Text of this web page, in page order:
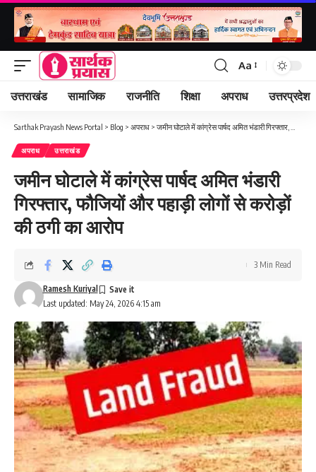
Font
Resizer
Aa
उत्तराखंड सामाजिक राजनीति शिक्षा अपराध उत्तरप्रदेश
Sarthak Prayash News Portal > Blog > अपराध > जमीन घोटाले में कांग्रेस पार्षद अमित भंडारी गिरफ्तार, फौजियों और पहाड़ी लोगों से करोड़ों की ठगी का आरोप
अपराध उत्तराखंड
जमीन घोटाले में कांग्रेस पार्षद अमित भंडारी
गिरफ्तार, फौजियों और पहाड़ी लोगों से करोड़ों
की ठगी का आरोप
Last updated: May 24, 2026 4:15 am
Ramesh Kuriyal
3 Min Read